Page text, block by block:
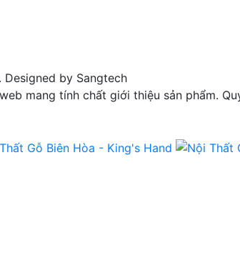
. Designed by Sangtech
mang tính chất giới thiệu sản phẩm.